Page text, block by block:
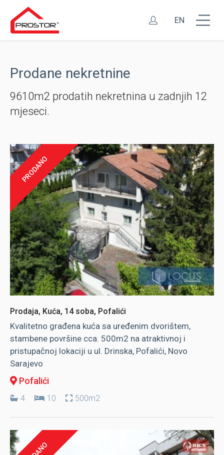
EN
Prodane nekretnine
9610m2 prodatih nekretnina u zadnjih 12
mjeseci.
PRODANO
Prodaja, Kuća, 14 soba, Pofalići
Kvalitetno građena kuća sa uređenim dvorištem,
stambene površine cca. 500m2 na atraktivnoj i
pristupačnoj lokaciji u ul. Drinska, Pofalići, Novo
Sarajevo
Pofalići
4 10 500m2